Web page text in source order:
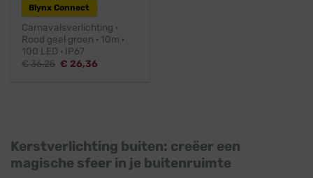
Blynx Connect
Carnavalsverlichting ·
Rood geel groen · 10m ·
100 LED · IP67
€36,25 Oorspronkelijke
€ 26,36Huidige
Kerstverlichting buiten: creëer een
magische sfeer in je buitenruimte